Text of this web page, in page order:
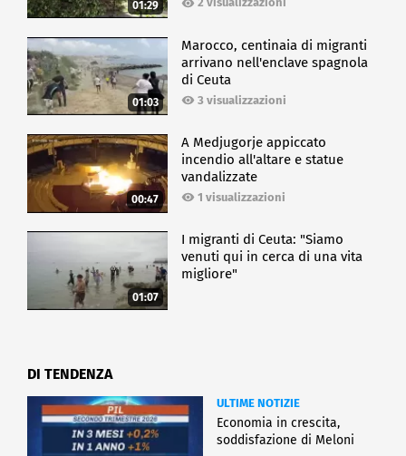
01:29
01:03
Marocco, centinaia di migranti
arrivano nell'enclave spagnola
di Ceuta
3 visualizzazioni
00:47
A Medjugorje appiccato
incendio all'altare e statue
vandalizzate
1 visualizzazioni
01:07
I migranti di Ceuta: "Siamo
venuti qui in cerca di una vita
migliore"
DI TENDENZA
ULTIME NOTIZIE
Economia in crescita,
soddisfazione di Meloni